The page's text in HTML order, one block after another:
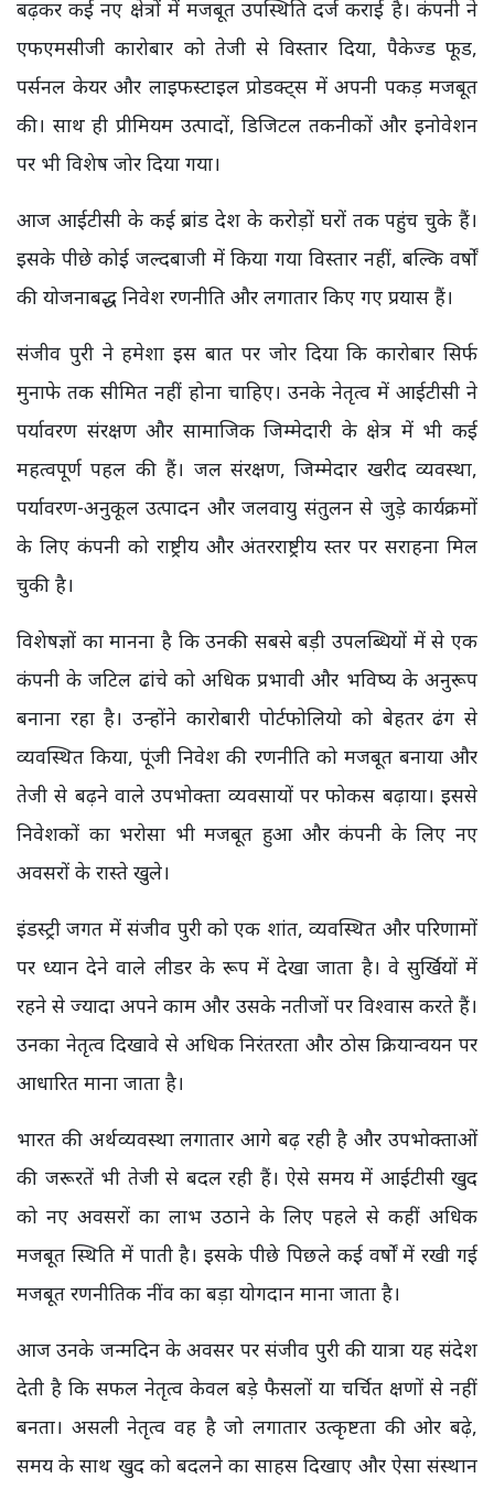
बढ़कर कई नए क्षेत्रों में मजबूत उपस्थिति दर्ज कराई है। कंपनी ने
एफएमसीजी कारोबार को तेजी से विस्तार दिया, पैकेज्ड फूड,
पर्सनल केयर और लाइफस्टाइल प्रोडक्ट्स में अपनी पकड़ मजबूत
की। साथ ही प्रीमियम उत्पादों, डिजिटल तकनीकों और इनोवेशन
पर भी विशेष जोर दिया गया।
आज आईटीसी के कई ब्रांड देश के करोड़ों घरों तक पहुंच चुके हैं।
इसके पीछे कोई जल्दबाजी में किया गया विस्तार नहीं, बल्कि वर्षों
की योजनाबद्ध निवेश रणनीति और लगातार किए गए प्रयास हैं।
संजीव पुरी ने हमेशा इस बात पर जोर दिया कि कारोबार सिर्फ
मुनाफे तक सीमित नहीं होना चाहिए। उनके नेतृत्व में आईटीसी ने
पर्यावरण संरक्षण और सामाजिक जिम्मेदारी के क्षेत्र में भी कई
महत्वपूर्ण पहल की हैं। जल संरक्षण, जिम्मेदार खरीद व्यवस्था,
पर्यावरण-अनुकूल उत्पादन और जलवायु संतुलन से जुड़े कार्यक्रमों
के लिए कंपनी को राष्ट्रीय और अंतरराष्ट्रीय स्तर पर सराहना मिल
चुकी है।
विशेषज्ञों का मानना है कि उनकी सबसे बड़ी उपलब्धियों में से एक
कंपनी के जटिल ढांचे को अधिक प्रभावी और भविष्य के अनुरूप
बनाना रहा है। उन्होंने कारोबारी पोर्टफोलियो को बेहतर ढंग से
व्यवस्थित किया, पूंजी निवेश की रणनीति को मजबूत बनाया और
तेजी से बढ़ने वाले उपभोक्ता व्यवसायों पर फोकस बढ़ाया। इससे
निवेशकों का भरोसा भी मजबूत हुआ और कंपनी के लिए नए
अवसरों के रास्ते खुले।
इंडस्ट्री जगत में संजीव पुरी को एक शांत, व्यवस्थित और परिणामों
पर ध्यान देने वाले लीडर के रूप में देखा जाता है। वे सुर्खियों में
रहने से ज्यादा अपने काम और उसके नतीजों पर विश्वास करते हैं।
उनका नेतृत्व दिखावे से अधिक निरंतरता और ठोस क्रियान्वयन पर
आधारित माना जाता है।
भारत की अर्थव्यवस्था लगातार आगे बढ़ रही है और उपभोक्ताओं
की जरूरतें भी तेजी से बदल रही हैं। ऐसे समय में आईटीसी खुद
को नए अवसरों का लाभ उठाने के लिए पहले से कहीं अधिक
मजबूत स्थिति में पाती है। इसके पीछे पिछले कई वर्षों में रखी गई
मजबूत रणनीतिक नींव का बड़ा योगदान माना जाता है।
आज उनके जन्मदिन के अवसर पर संजीव पुरी की यात्रा यह संदेश
देती है कि सफल नेतृत्व केवल बड़े फैसलों या चर्चित क्षणों से नहीं
बनता। असली नेतृत्व वह है जो लगातार उत्कृष्टता की ओर बढ़े,
समय के साथ खुद को बदलने का साहस दिखाए और ऐसा संस्थान